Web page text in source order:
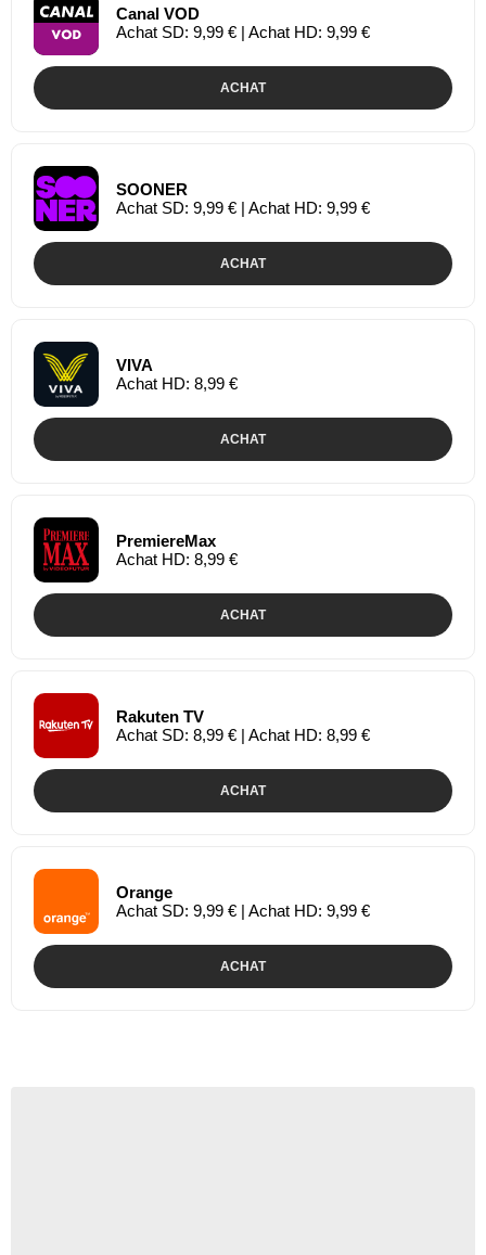
Canal VOD
Achat SD: 9,99 € | Achat HD: 9,99 €
ACHAT
SOONER
Achat SD: 9,99 € | Achat HD: 9,99 €
ACHAT
VIVA
Achat HD: 8,99 €
ACHAT
PremiereMax
Achat HD: 8,99 €
ACHAT
Rakuten TV
Achat SD: 8,99 € | Achat HD: 8,99 €
ACHAT
Orange
Achat SD: 9,99 € | Achat HD: 9,99 €
ACHAT